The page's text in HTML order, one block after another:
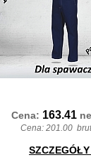
Cena: 163.41
Cena: 201.00
SZCZEGÓŁY